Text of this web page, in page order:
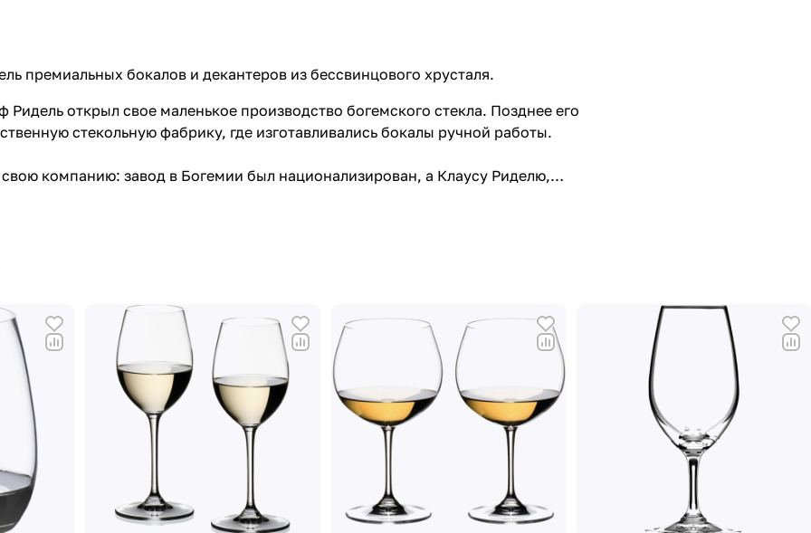
премиальных бокалов и декантеров из бессвинцового хрусталя.
открыл свое маленькое производство богемского стекла. Позднее его
стекольную фабрику, где изготавливались бокалы ручной работы.
компанию: завод в Богемии был национализирован, а Клаусу Риделю,
стекольное производство, модернизировав разорившуюся фабрику в
революцию в культуре потребления вина.
формы бокала на вкусовые качества вин. Он создал функциональные
сортов винограда, а затем усовершенствовал бокалы для крепких напитков.
первые линии для автоматизированного производства тонкостенных
Ридель. Он увековечил свое имя, разработав легендарные бокалы,
бокалов, предназначенных для различных сортов вин, крепких